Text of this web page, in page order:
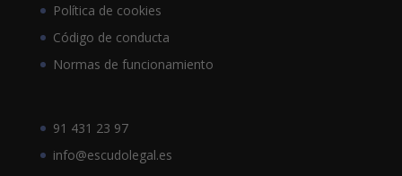
Política de cookies
Código de conducta
Normas de funcionamiento
91 431 23 97
info@escudolegal.es